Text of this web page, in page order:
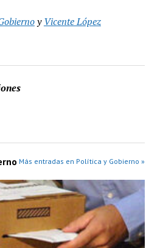
yVicente López
Más entradas en Política y Gobierno »